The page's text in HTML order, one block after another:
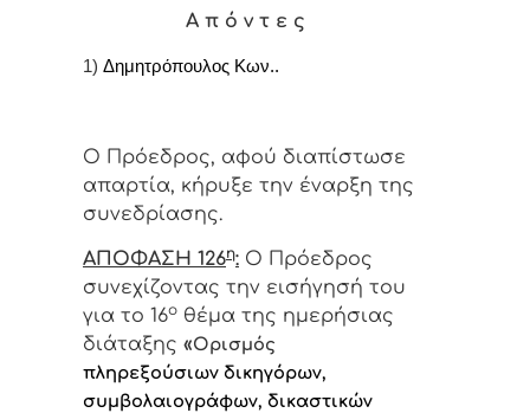
Α π ό ν τ ε ς
1) Δημητρόπουλος Κων..
Ο Πρόεδρος, αφού διαπίστωσε
απαρτία, κήρυξε την έναρξη της
συνεδρίασης.
ΑΠΟΦΑΣΗ 126η: Ο Πρόεδρος
συνεχίζοντας την εισήγησή του
για το 16ο θέμα της ημερήσιας
διάταξης «Ορισμός
πληρεξούσιων δικηγόρων,
συμβολαιογράφων, δικαστικών